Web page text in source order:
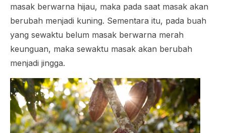
masak berwarna hijau, maka pada saat masak akan
berubah menjadi kuning. Sementara itu, pada buah
yang sewaktu belum masak berwarna merah
keunguan, maka sewaktu masak akan berubah
menjadi jingga.